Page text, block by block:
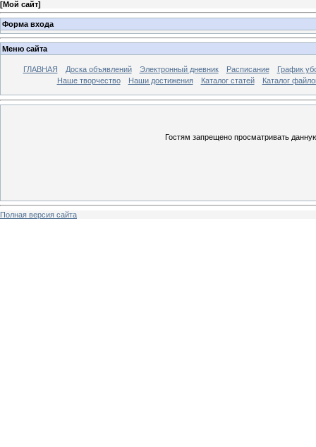
[Мой сайт]
Форма входа
Меню сайта
ГЛАВНАЯ Доска объявлений Электронный дневник Расписание
График
Наше творчество
Наши достижения Каталог статей Каталог
Гостям запрещено просматривать
Полная версия сайта